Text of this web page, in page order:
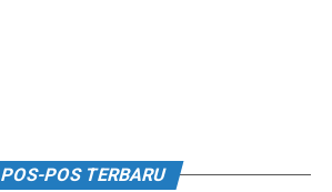
POS-POS TERBARU